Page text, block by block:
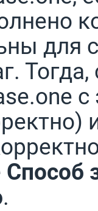
для
Способ
.